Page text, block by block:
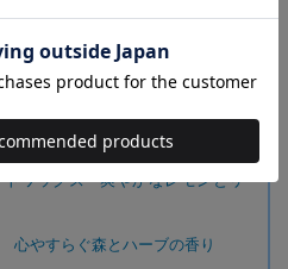
ク やさしい陽だまり完熟アップ
トワックス 爽やかなレモンとリ
やすらぐ森とハーブの香り